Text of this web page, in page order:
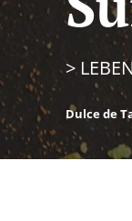
>
Dulce de